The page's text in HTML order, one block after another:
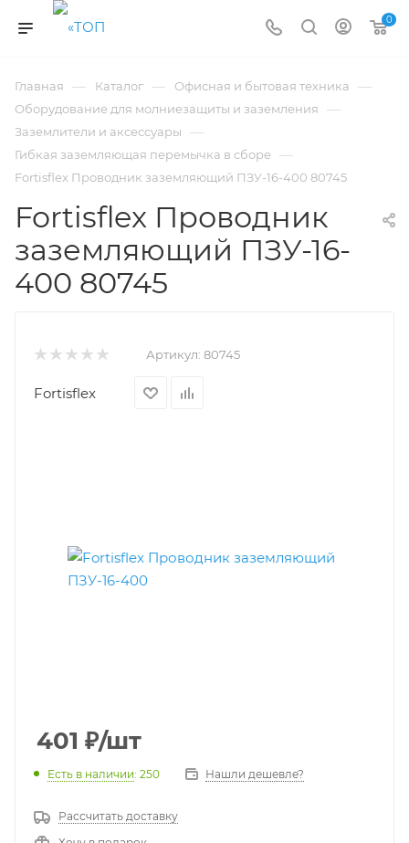
0
Главная — Каталог — Офисная и бытовая техника —
Оборудование для молниезащиты и заземления —
Заземлители и аксессуары —
Гибкая заземляющая перемычка в сборе —
Fortisflex Проводник заземляющий ПЗУ-16-400 80745
Fortisflex Проводник
заземляющий ПЗУ-16-
400 80745
Артикул: 80745
Fortisflex
401 ₽/шт
Есть в наличии: 250 Нашли дешевле?
Рассчитать доставку